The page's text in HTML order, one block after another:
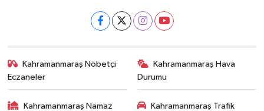
Kahramanmaraş Nöbetçi
Eczaneler
Kahramanmaraş Hava
Durumu
Kahramanmaraş Namaz
Kahramanmaraş Trafik